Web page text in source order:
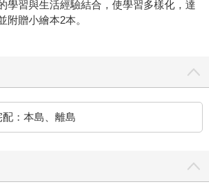
學習與生活經驗結合，使學習多樣化，達
附贈小繪本2本。
配：本島、離島